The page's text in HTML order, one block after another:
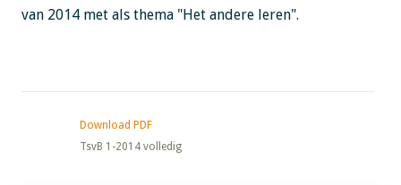
van 2014 met als thema "Het andere leren".
Download PDF
TsvB 1-2014 volledig